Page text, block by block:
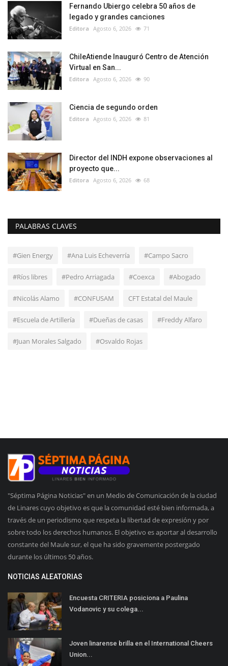
Fernando Ubiergo celebra 50 años de
legado y grandes canciones
Editora Agosto 6, 2026 71
ChileAtiende Inauguró Centro de Atención
Virtual en San...
Editora Agosto 6, 2026 90
Ciencia de segundo orden
Editora Agosto 6, 2026 81
Director del INDH expone observaciones al
proyecto que...
Editora Agosto 6, 2026 68
PALABRAS CLAVES
#Gien Energy #Ana Luis Echeverría #Campo Sacro
#Ríos libres #Pedro Arriagada #Coexca #Abogado
#Nicolás Alamo #CONFUSAM CFT Estatal del Maule
#Escuela de Artillería #Dueñas de casas #Freddy Alfaro
#Juan Morales Salgado #Osvaldo Rojas
"Séptima Página Noticias" en un Medio de Comunicación de la ciudad
de Linares cuyo objetivo es que la comunidad esté bien informada, a
través de un periodismo que respeta la libertad de expresión y por
sobre todo los derechos humanos. El objetivo es aportar al desarrollo
constante del Maule sur, el que ha sido gravemente postergado
durante los últimos 50 años.
NOTICIAS ALEATORIAS
Encuesta CRITERIA posiciona a Paulina
Vodanovic y su colega...
Joven linarense brilla en el International Cheers
Union...